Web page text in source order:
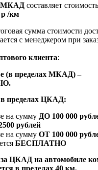
МКАД составляет стоимость
р /км
сумма стоимости
с менеджером при
клиента:
(в пределах МКАД) –
в пределах ЦКАД:
на сумму ДО 100 000
рублей
на сумму ОТ 100 000
БЕСПЛАТНО
за ЦКАД на автомобиле
в пределах 40 км.